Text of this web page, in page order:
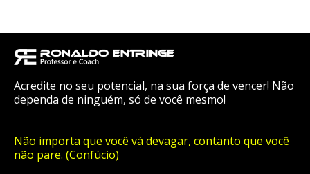
Acredite no seu potencial, na sua força de vencer! Não
dependa de ninguém, só de você mesmo!
Não importa que você vá devagar, contanto que você
não pare. (Confúcio)